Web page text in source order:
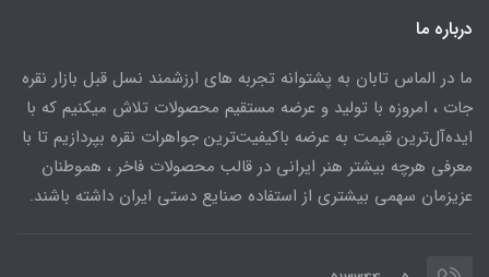
درباره ما
ما در الماس تابان به پشتوانه تجربه های ارزشمند نسل قبل بازار نقره
جات ، امروزه با تولید و عرضه مستقیم محصولات تلاش میکنیم که با
ایده‌آل‌ترین قیمت به عرضه باکیفیت‌ترین جواهرات نقره بپردازیم تا با
معرفی هرچه بیشتر هنر ایرانی در قالب محصولات فاخر ، هموطنان
عزیزمان سهمی بیشتری از استفاده صنایع دستی ایران داشته باشند.